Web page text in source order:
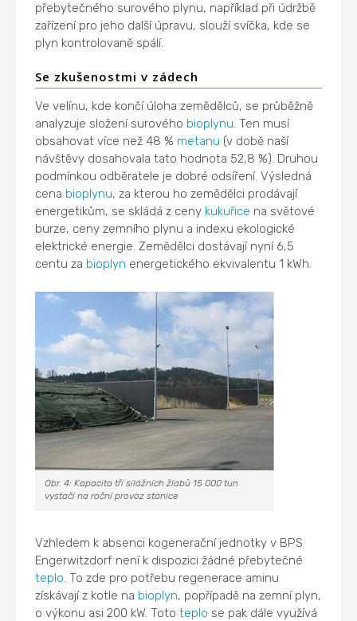
přebytečného surového plynu, například při údržbě
zařízení pro jeho další úpravu, slouží svíčka, kde se
plyn kontrolovaně spálí.
Se zkušenostmi v zádech
Ve velínu, kde končí úloha zemědělců, se průběžně
analyzuje složení surového bioplynu. Ten musí
obsahovat více než 48 % metanu (v době naší
návštěvy dosahovala tato hodnota 52,8 %). Druhou
podmínkou odběratele je dobré odsíření. Výsledná
cena bioplynu, za kterou ho zemědělci prodávají
energetikům, se skládá z ceny kukuřice na světové
burze, ceny zemního plynu a indexu ekologické
elektrické energie. Zemědělci dostávají nyní 6,5
centu za bioplyn energetického ekvivalentu 1 kWh.
Obr. 4: Kapacita tří silážních žlabů 15 000 tun
vystačí na roční provoz stanice
Vzhledem k absenci kogenerační jednotky v BPS
Engerwitzdorf není k dispozici žádné přebytečné
teplo. To zde pro potřebu regenerace aminu
získávají z kotle na bioplyn, popřípadě na zemní plyn,
o výkonu asi 200 kW. Tototeplo se pak dále využívá